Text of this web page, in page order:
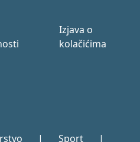
Izjava o
kolačićima
| Sport |